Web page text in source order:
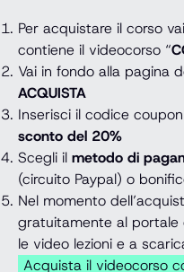
Per acquistare il corso
contiene il videocorso “
Vai in fondo alla pagina
ACQUISTA
Inserisci il codice coupon
sconto del 20%
Scegli il metodo di
(circuito Paypal) o
Nel momento
gratuitamente al portale
le video lezioni e a
Acquista il videocorso